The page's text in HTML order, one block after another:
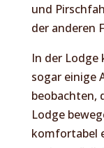
und
der anderen
In der
sogar einige
beobachten,
Lodge
komfortabel